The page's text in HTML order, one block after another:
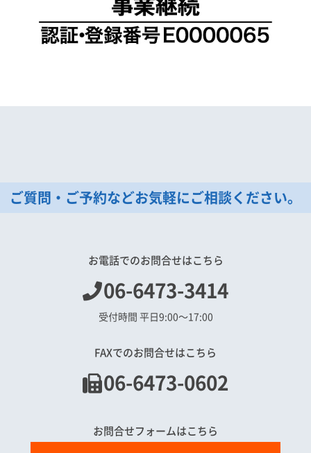
ご質問・ご予約などお気軽にご相談ください。
お電話でのお問合せはこちら
06-6473-3414
受付時間 平日9:00〜17:00
FAXでのお問合せはこちら
06-6473-0602
お問合せフォームはこちら